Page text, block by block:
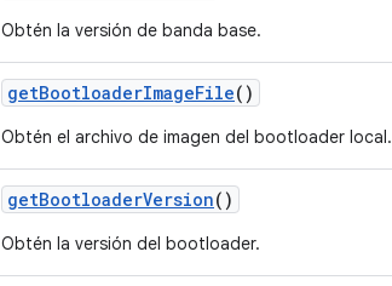
Obtén la versión de banda base.
getBootloaderImageFile()
Obtén el archivo de imagen del bootloader local.
getBootloaderVersion()
Obtén la versión del bootloader.